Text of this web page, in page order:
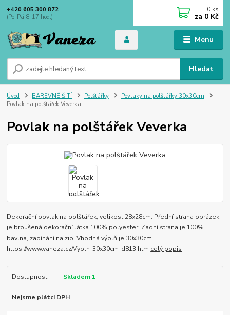
Menu
Hledat
+420 605 300 872
(Po-Pá 8-17 hod.)
0 ks
za 0 Kč
Úvod BAREVNÉ ŠITÍ Polštářky
Povlaky na polštářky 30x30cm
Povlak na polštářek Veverka
Povlak na polštářek Veverka
Dekorační povlak na polštářek, velikost 28x28cm. Přední strana obrázek
je broušená dekorační látka 100% polyester. Zadní strana je 100%
bavlna, zapínání na zip. Vhodná výplň je 30x30cm
https://www.vaneza.cz/Vypln-30x30cm-d813.htm celý popis
Dostupnost Skladem 1
Nejsme plátci DPH